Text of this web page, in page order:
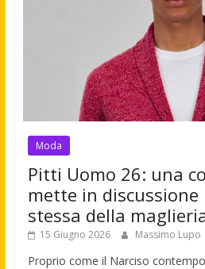
Moda
Pitti Uomo 26: una
mette in discussione
stessa della
15 Giugno 2026 Massimo Lupo
Proprio come il Narciso